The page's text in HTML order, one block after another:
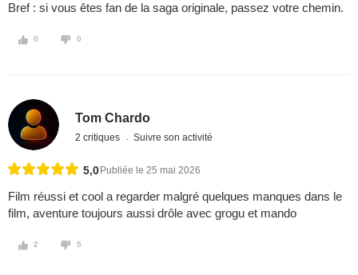
Bref : si vous êtes fan de la saga originale, passez votre chemin.
0 0
Tom Chardo
2 critiques Suivre son activité
5,0 Publiée le 25 mai 2026
Film réussi et cool a regarder malgré quelques manques dans le
film, aventure toujours aussi drôle avec grogu et mando
2 5